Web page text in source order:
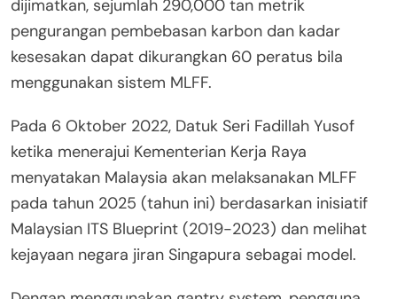
dijimatkan, sejumlah 290,000 tan metrik
pengurangan pembebasan karbon dan kadar
kesesakan dapat dikurangkan 60 peratus bila
menggunakan sistem MLFF.
Pada 6 Oktober 2022, Datuk Seri Fadillah Yusof
ketika menerajui Kementerian Kerja Raya
menyatakan Malaysia akan melaksanakan MLFF
pada tahun 2025 (tahun ini) berdasarkan inisiatif
Malaysian ITS Blueprint (2019-2023) dan melihat
kejayaan negara jiran Singapura sebagai model.